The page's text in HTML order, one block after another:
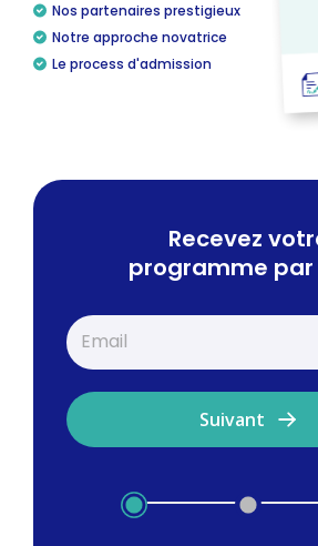
Nos partenaires prestigieux
Notre approche novatrice
Le process d'admission
Recevez
programme